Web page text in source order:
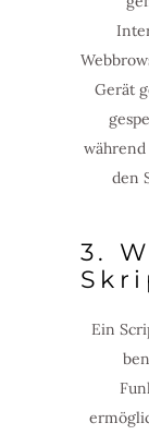
Gerät
den
3.
Ein